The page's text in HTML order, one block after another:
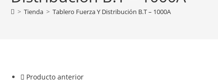
> Tienda > Tablero Fuerza Y Distribución B.T – 1000A
Producto anterior